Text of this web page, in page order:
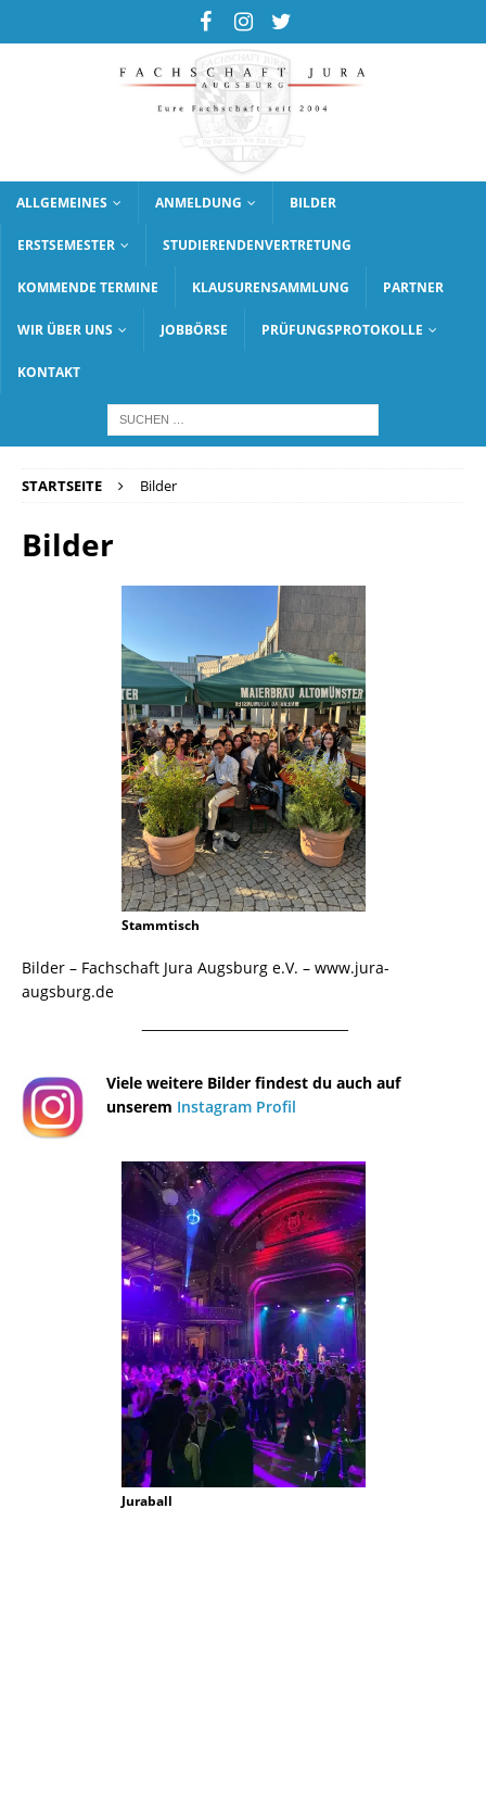
ALLGEMEINES ANMELDUNG BILDER
ERSTSEMESTER STUDIERENDENVERTRETUNG
KOMMENDE TERMINE KLAUSURENSAMMLUNG PARTNER
WIR ÜBER UNS JOBBÖRSE PRÜFUNGSPROTOKOLLE
KONTAKT
STARTSEITE Bilder
Bilder
Stammtisch
Bilder – Fachschaft Jura Augsburg e.V. – www.jura-
augsburg.de
¯¯¯¯¯¯¯¯¯¯¯¯¯¯¯¯¯¯¯¯¯¯¯¯¯¯¯¯¯¯¯¯¯¯¯¯¯¯
Viele weitere Bilder findest du auch auf
unserem Instagram Profil
Juraball